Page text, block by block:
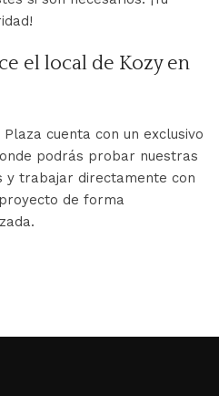
el local de Kozy en
cuenta con un exclusivo
podrás probar nuestras
trabajar directamente con
de forma